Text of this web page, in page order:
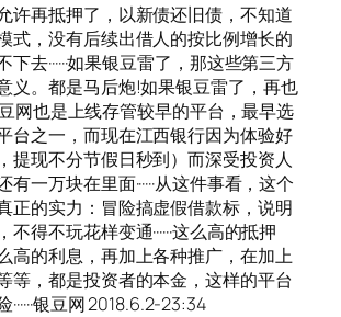
许再抵押了，以新债还旧债，不知道
式，没有后续出借人的按比例增长的
去······如果银豆雷了，那这些第三方
义。都是马后炮!如果银豆雷了，再也
银豆网也是上线存管较早的平台，最早选
台之一，而现在江西银行因为体验好
提现不分节假日秒到）而深受投资人
一万块在里面······从这件事看，这个
正的实力：冒险搞虚假借款标，说明
得不玩花样变通······这么高的抵押
高的利息，再加上各种推广，在加上
等，都是投资者的本金，这样的平台
银豆网 2018.6.2-23:34